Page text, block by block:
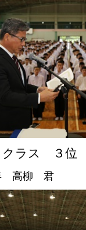
クラス ３位
高柳 君